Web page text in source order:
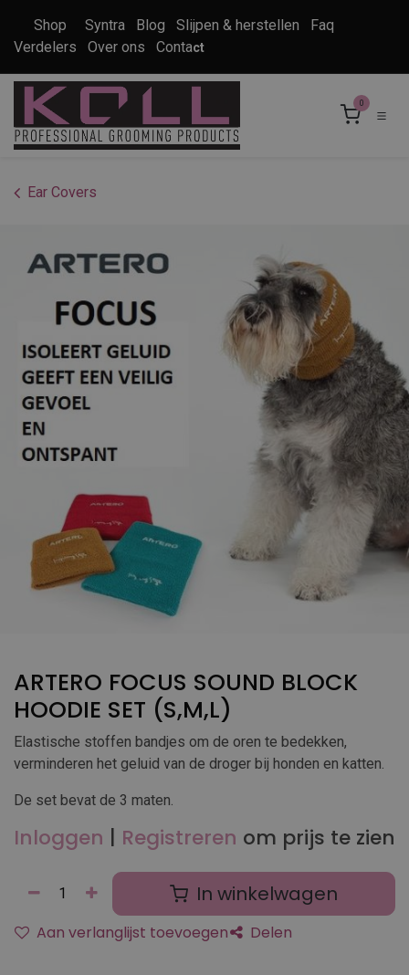
Shop Syntra Blog Slijpen & herstellen
Faq
Verdelers
Over ons Contact
0
Ear Covers
ARTERO FOCUS SOUND BLOCK
HOODIE SET (S,M,L)
Elastische stoffen bandjes om de oren te bedekken,
verminderen het geluid van de droger bij honden en katten.
De set bevat de 3 maten.
Inloggen | Registreren om prijs te zien
In winkelwagen
Aan verlanglijst toevoegen Delen